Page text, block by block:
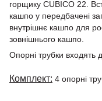
горщику CUBICO 22 .
кашпо у передбачені
внутрішнє кашпо для
зовнішнього кашпо.
Опорні трубки входять
Комплект: 4 опорні